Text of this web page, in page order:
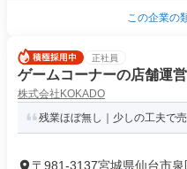
この企業の
正社員
ゲームコーナーの店舗運
株式会社KOKADO
残業ほぼ無し｜少しの工夫で
〒981-3137宮城県仙台市泉